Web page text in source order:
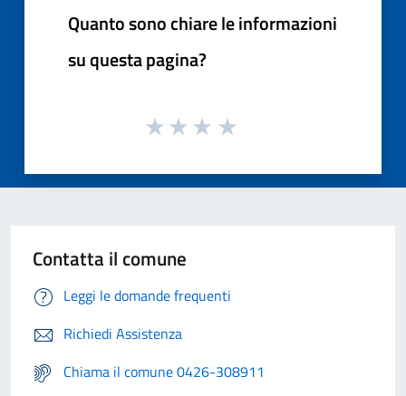
Quanto sono chiare le informazioni
su questa pagina?
Contatta il comune
Leggi le domande frequenti
Richiedi Assistenza
Chiama il comune 0426-308911